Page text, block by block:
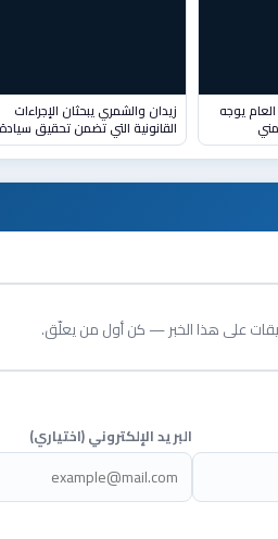
العام يوجه زيدان والشمري يبحثان الإجراءات
القانونية التي تضمن تحقيق
على هذا الخبر — كن أول من يعلّق.
البريد الإلكتروني (اختياري)